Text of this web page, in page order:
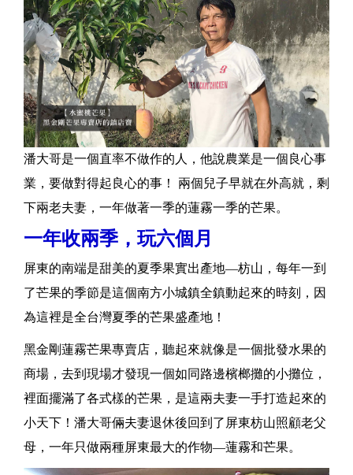
潘大哥是一個直率不做作的人，他說農業是一個良心事
業，要做對得起良心的事！ 兩個兒子早就在外高就，剩
下兩老夫妻，一年做著一季的蓮霧一季的芒果。
一年收兩季，玩六個月
屏東的南端是甜美的夏季果實出產地—枋山，每年一到
了芒果的季節是這個南方小城鎮全鎮動起來的時刻，因
為這裡是全台灣夏季的芒果盛產地！
黑金剛蓮霧芒果專賣店，聽起來就像是一個批發水果的
商場，去到現場才發現一個如同路邊檳榔攤的小攤位，
裡面擺滿了各式樣的芒果，是這兩夫妻一手打造起來的
小天下！潘大哥倆夫妻退休後回到了屏東枋山照顧老父
母，一年只做兩種屏東最大的作物—蓮霧和芒果。